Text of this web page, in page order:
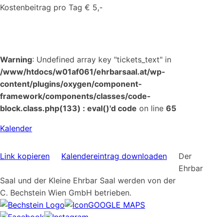
Kostenbeitrag pro Tag € 5,-
Warning: Undefined array key "tickets_text" in
/www/htdocs/w01af061/ehrbarsaal.at/wp-
content/plugins/oxygen/component-
framework/components/classes/code-
block.class.php(133) : eval()'d code on line 65
Kalender
Link kopieren Kalendereintrag downloaden
Der
Ehrbar
Saal und der Kleine Ehrbar Saal werden von der
C. Bechstein Wien GmbH betrieben.
GOOGLE MAPS